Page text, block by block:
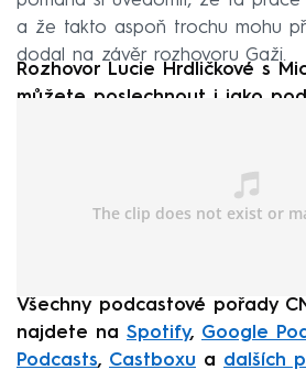
a že takto aspoň trochu mohu
dodal na závěr rozhovoru Gaži.
Rozhovor Lucie Hrdličkové s
můžete poslechnout i jako
Všechny podcastové pořady
najdete na Spotify, Google
Podcasts, Castboxu a dalších